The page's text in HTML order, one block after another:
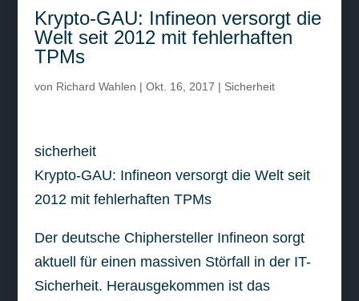
Krypto-GAU: Infineon versorgt die
Welt seit 2012 mit fehlerhaften
TPMs
von Richard Wahlen | Okt. 16, 2017 | Sicherheit
sicherheit
Krypto-GAU: Infineon versorgt die Welt seit
2012 mit fehlerhaften TPMs
Der deutsche Chiphersteller Infineon sorgt
aktuell für einen massiven Störfall in der IT-
Sicherheit. Herausgekommen ist das